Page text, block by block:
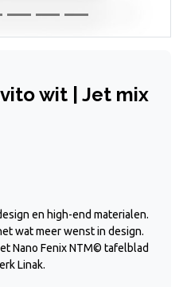
wit | Jet mix
en high-end materialen.
wat meer wenst in design.
Nano Fenix NTM© tafelblad
Linak.